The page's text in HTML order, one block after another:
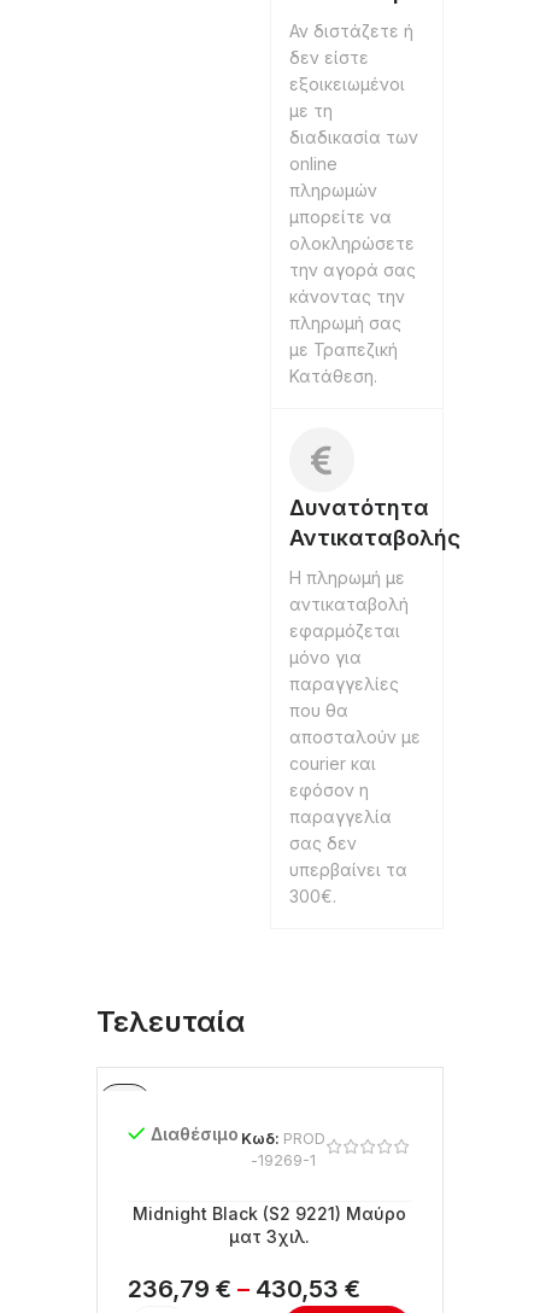
Αν διστάζετε ή
δεν είστε
εξοικειωμένοι
με τη
διαδικασία των
online
πληρωμών
μπορείτε να
ολοκληρώσετε
την αγορά σας
κάνοντας την
πληρωμή σας
με Τραπεζική
Κατάθεση.
Δυνατότητα
Αντικαταβολής
Η πληρωμή με
αντικαταβολή
εφαρμόζεται
μόνο για
παραγγελίες
που θα
αποσταλούν με
courier και
εφόσον η
παραγγελία
σας δεν
υπερβαίνει τα
300€.
Τελευταία
Διαθέσιμο Κωδ: PROD
-19269-1
Midnight Black (S2 9221) Μαύρο
ματ 3χιλ.
236,79 € – 430,53 €